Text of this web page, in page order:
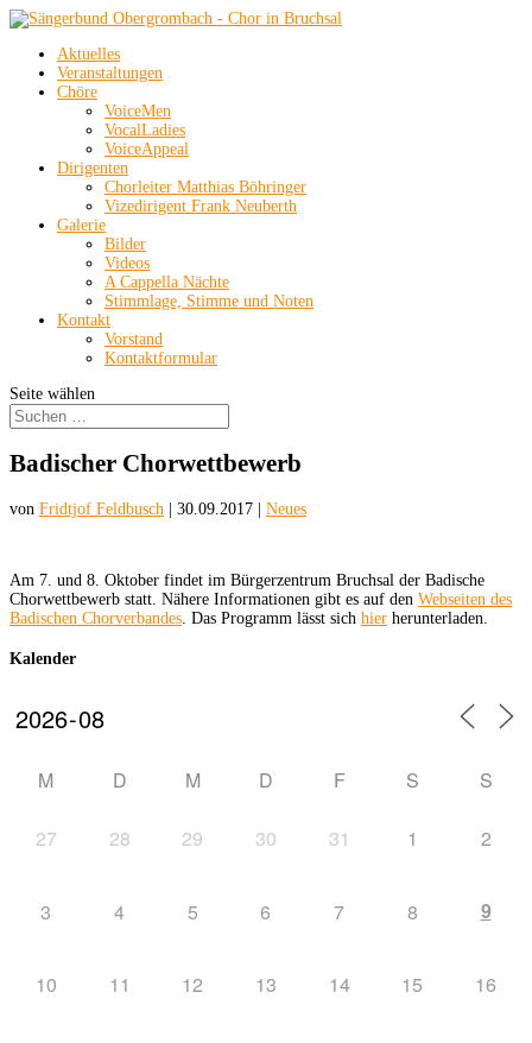
Aktuelles
Veranstaltungen
Chöre
VoiceMen
VocalLadies
VoiceAppeal
Dirigenten
Chorleiter Matthias Böhringer
Vizedirigent Frank Neuberth
Galerie
Bilder
Videos
A Cappella Nächte
Stimmlage, Stimme und Noten
Kontakt
Vorstand
Kontaktformular
Seite wählen
Badischer Chorwettbewerb
von Fridtjof Feldbusch 30.09.2017 Neues
Am 7. und 8. Oktober findet im Bürgerzentrum Bruchsal der Badische
Chorwettbewerb statt. Nähere Informationen gibt es auf den Webseiten des
Badischen Chorverbandes . Das Programm lässt sich hier herunterladen.
Kalender
M D M D F S S
27 28 29 30 31 1 2
3 4 5 6 7 8 9
10 11 12 13 14 15 16